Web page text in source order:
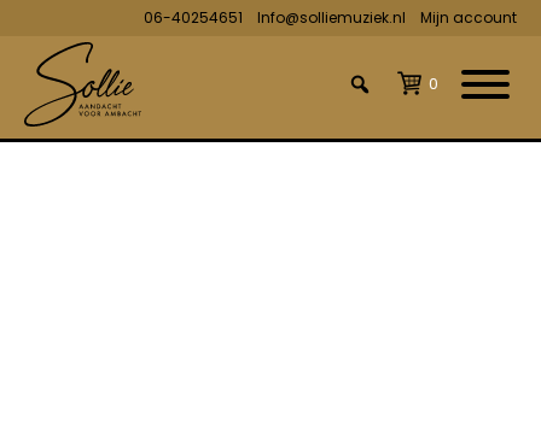
06-40254651 Info@solliemuziek.nl Mijn account
0